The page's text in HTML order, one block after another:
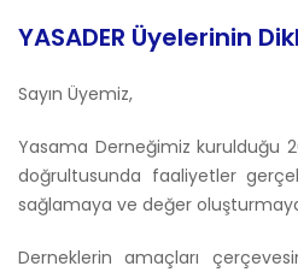
YASADER Üyelerinin
Sayın Üyemiz,
Yasama Derneğimiz kurulduğu
doğrultusunda faaliyetler
sağlamaya ve değer
Derneklerin amaçları